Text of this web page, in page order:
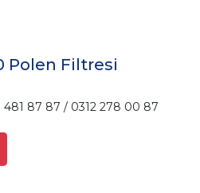
Polen Filtresi
481 87 87 / 0312 278 00 87